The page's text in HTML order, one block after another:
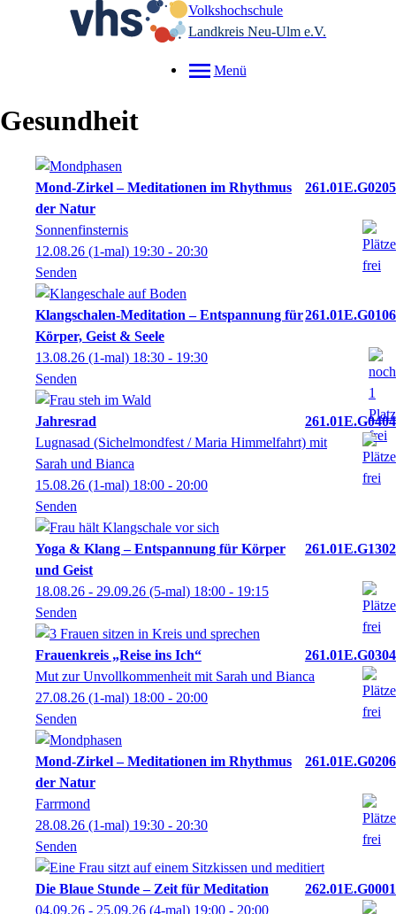
Volkshochschule
Landkreis Neu-Ulm e.V.
Menü
Gesundheit
Mond-Zirkel – Meditationen im Rhythmus
der Natur
261.01E.G0205
Sonnenfinsternis
12.08.26 (1-mal) 19:30 - 20:30
Senden
Klangschalen-Meditation – Entspannung für
Körper, Geist & Seele
261.01E.G0106
13.08.26 (1-mal) 18:30 - 19:30
Senden
Jahresrad
261.01E.G0404
Lugnasad (Sichelmondfest / Maria Himmelfahrt) mit
Sarah und Bianca
15.08.26 (1-mal) 18:00 - 20:00
Senden
Yoga & Klang – Entspannung für Körper
und Geist
261.01E.G1302
18.08.26 - 29.09.26 (5-mal) 18:00 - 19:15
Senden
Frauenkreis „Reise ins Ich“
261.01E.G0304
Mut zur Unvollkommenheit mit Sarah und Bianca
27.08.26 (1-mal) 18:00 - 20:00
Senden
Mond-Zirkel – Meditationen im Rhythmus
der Natur
261.01E.G0206
Farrmond
28.08.26 (1-mal) 19:30 - 20:30
Senden
Die Blaue Stunde – Zeit für Meditation
262.01E.G0001
04.09.26 - 25.09.26 (4-mal) 19:00 - 20:00